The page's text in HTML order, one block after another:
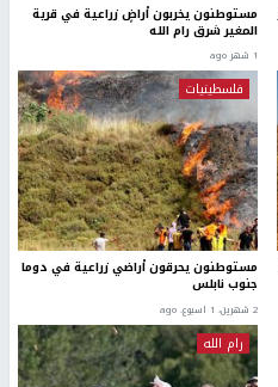
مستوطنون يخربون أراضٍ زراعية في قرية
المغير شرق رام الله
1 شهر ago
فلسطينيات
مستوطنون يحرقون أراضي زراعية في دوما
جنوب نابلس
2 شهرين، 1 اسبوع. ago
رام الله